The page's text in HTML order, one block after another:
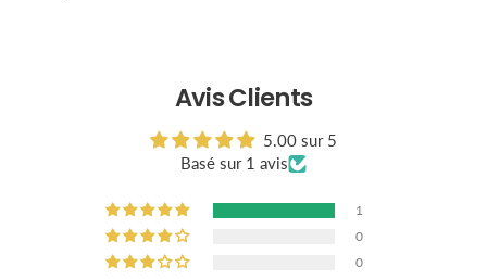
Avis Clients
5.00 sur 5
Basé sur 1 avis
1
0
0